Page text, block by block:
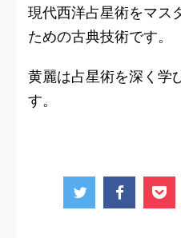
現代西洋占星術をマス
ための古典技術です。
黄麗は占星術を深く学
す。